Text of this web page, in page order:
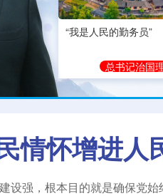
“我是人民的勤务员”
总书记治国
情怀增进
设强，根本目的就是确保党